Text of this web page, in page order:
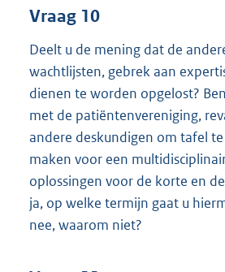
Vraag 10
Deelt u de mening dat de
wachtlijsten, gebrek aan
dienen te worden opgelost?
met de patiëntenvereniging,
andere deskundigen om tafel
maken voor een
oplossingen voor de korte en
ja, op welke termijn gaat u
nee, waarom niet?